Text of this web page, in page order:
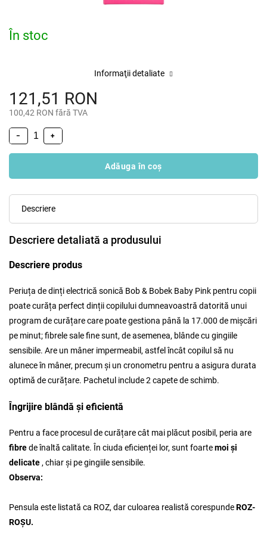
121,51 RON
100,42 RON fără TVA
În stoc
+
−
Adăuga în coş
Informaţii detaliate
Descriere
Descriere detaliată a produsului
Descriere produs
Periuța de dinți electrică sonică Bob & Bobek Baby Pink pentru copii
poate curăța perfect dinții copilului dumneavoastră datorită unui
program de curățare care poate gestiona până la 17.000 de mișcări
pe minut; fibrele sale fine sunt, de asemenea, blânde cu gingiile
sensibile. Are un mâner impermeabil, astfel încât copilul să nu
alunece în mâner, precum și un cronometru pentru a asigura durata
optimă de curățare. Pachetul include 2 capete de schimb.
Îngrijire blândă și eficientă
Pentru a face procesul de curățare cât mai plăcut posibil, peria are
fibrede înaltă calitate. În ciuda eficienței lor, sunt foartemoi și
delicate , chiar și pe gingiile sensibile.
Observa:
Pensula este listată ca ROZ, dar culoarea realistă corespundeROZ-
ROȘU.